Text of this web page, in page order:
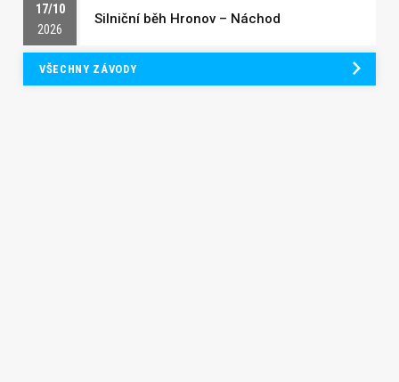
17/10
2026
Silniční běh Hronov – Náchod
VŠECHNY ZÁVODY